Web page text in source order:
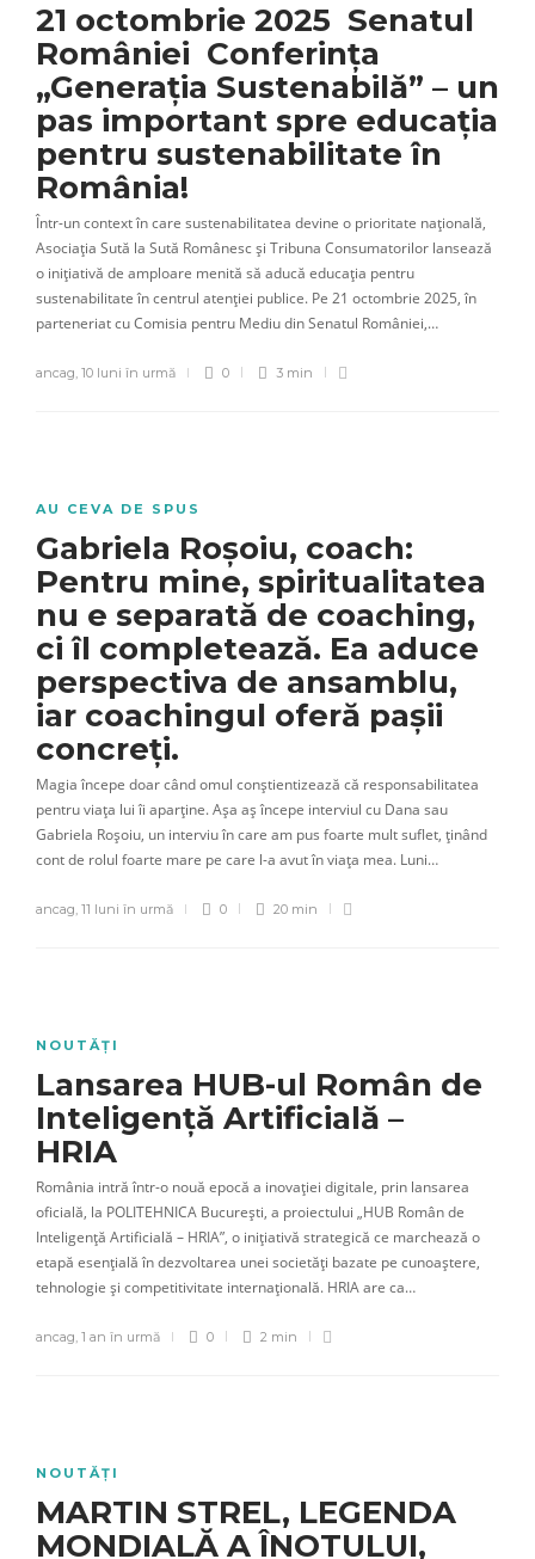
21 octombrie 2025 Senatul
României Conferința
„Generația Sustenabilă” – un
pas important spre educația
pentru sustenabilitate în
România!
Într-un context în care sustenabilitatea devine o prioritate națională,
Asociația Sută la Sută Românesc și Tribuna Consumatorilor lansează
o inițiativă de amploare menită să aducă educația pentru
sustenabilitate în centrul atenției publice. Pe 21 octombrie 2025, în
parteneriat cu Comisia pentru Mediu din Senatul României,…
ancag, 10 luni în urmă 0 3 min
AU CEVA DE SPUS
Gabriela Roșoiu, coach:
Pentru mine, spiritualitatea
nu e separată de coaching,
ci îl completează. Ea aduce
perspectiva de ansamblu,
iar coachingul oferă pașii
concreți.
Magia începe doar când omul conștientizează că responsabilitatea
pentru viața lui îi aparține. Așa aș începe interviul cu Dana sau
Gabriela Roșoiu, un interviu în care am pus foarte mult suflet, ținând
cont de rolul foarte mare pe care l-a avut în viața mea. Luni…
ancag, 11 luni în urmă 0 20 min
NOUTĂȚI
Lansarea HUB-ul Român de
Inteligență Artificială –
HRIA
România intră într-o nouă epocă a inovației digitale, prin lansarea
oficială, la POLITEHNICA București, a proiectului „HUB Român de
Inteligență Artificială – HRIA”, o inițiativă strategică ce marchează o
etapă esențială în dezvoltarea unei societăți bazate pe cunoaștere,
tehnologie și competitivitate internațională. HRIA are ca…
ancag, 1 an în urmă 0 2 min
NOUTĂȚI
MARTIN STREL, LEGENDA
MONDIALĂ A ÎNOTULUI,